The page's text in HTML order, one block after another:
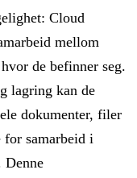
Cloud
mellom
de befinner seg.
lagring kan de
dokumenter, filer
for samarbeid i
Denne